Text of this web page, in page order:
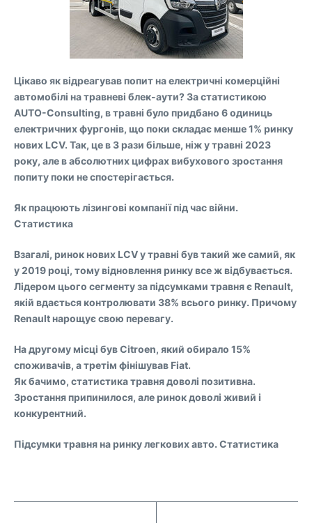
Цікаво як відреагував попит на електричні комерційні
автомобілі на травневі блек-аути? За статистикою
AUTO-Consulting, в травні було придбано 6 одиниць
електричних фургонів, що поки складає менше 1% ринку
нових LCV. Так, це в 3 рази більше, ніж у травні 2023
року, але в абсолютних цифрах вибухового зростання
попиту поки не спостерігається.
Як працюють лізингові компанії під час війни.
Статистика
Взагалі, ринок нових LCV у травні був такий же самий, як
у 2019 році, тому відновлення ринку все ж відбувається.
Лідером цього сегменту за підсумками травня є Renault,
якій вдається контролювати 38% всього ринку. Причому
Renault нарощує свою перевагу.
На другому місці був Citroen, який обирало 15%
споживачів, а третім фінішував Fiat.
Як бачимо, статистика травня доволі позитивна.
Зростання припинилося, але ринок доволі живий і
конкурентний.
Підсумки травня на ринку легкових авто. Статистика